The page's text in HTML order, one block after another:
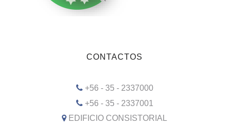
CONTACTOS
+56 - 35 - 2337000
+56 - 35 - 2337001
EDIFICIO CONSISTORIAL